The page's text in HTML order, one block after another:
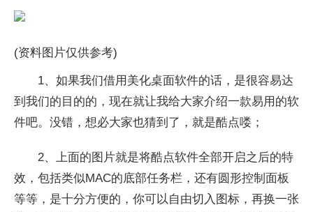
(资料图片仅供参考)
1、如果我们借用美化桌面软件的话，是很容易达
到我们的目的的，现在就让我给大家介绍一款易用的软
件吧。没错，想必大家也猜到了，就是酷点喽；
2、上面的图片就是将酷点软件全部开启之后的特
效，包括类似MAC的底部任务栏，还有圆形控制面板
等等，是十分方便的，你可以自由切入图标，再换一张